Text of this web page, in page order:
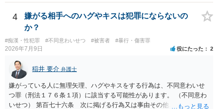
の（不起訴事案）を含めて数件経験していますが、いずれも警察の対
応は前者です。 特に近年は、いわゆる異性間のトラブルから報復的
に不同意性交・不同意わいせつの罪の被害届が出される事案が頻発し
ており、警察も闇雲な逮捕をしないよう慎重になっているため、まず
は前後のＬＩＮＥやInstagram等の履歴をすべて統括的に縦覧して、
「被害者の被害申告内容が本当に信用できるものか」を見極めてから
動くようになっていると感じます。
4
嫌がる相手へのハグやキスは犯罪にならないの
か？
#痴漢・性犯罪 #不同意わいせつ #被害者 #暴行・傷害罪
2026年7月9日 役にたった 2
稲井 要介 弁護士
嫌がっている人に無理矢理、ハグやキスをする行為は、不同意わいせ
つ罪（刑法１７６条１項）に該当する可能性があります。 （不同意わ
いせつ） 第百七十六条 次に掲げる行為又は事由その他これらに類す